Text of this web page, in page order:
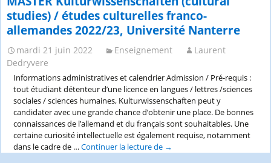
studies) / études culturelles franco-
allemandes 2022/23, Université Nanterre
mardi 21 juin 2022 Enseignement
Laurent
Dedryvere
Informations administratives et calendrier Admission / Pré-requis :
tout étudiant détenteur d’une licence en langues / lettres /sciences
sociales / sciences humaines, Kulturwissenschaften peut y
candidater avec une grande chance d’obtenir une place. De bonnes
connaissances de l’allemand et du français sont souhaitables. Une
certaine curiosité intellectuelle est également requise, notamment
dans le cadre de …Continuer la lecture de MASTER
→